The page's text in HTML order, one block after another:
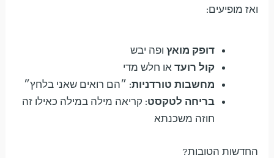
ואז מופיעים:
דופק מואץ ופה יבש
קול רועד או חלש מדי
מחשבות טורדניות: ״הם רואים שאני בלחץ״
בריחה לטקסט: קריאה מילה במילה כאילו זה
חוזה משכנתא
החדשות הטובות?